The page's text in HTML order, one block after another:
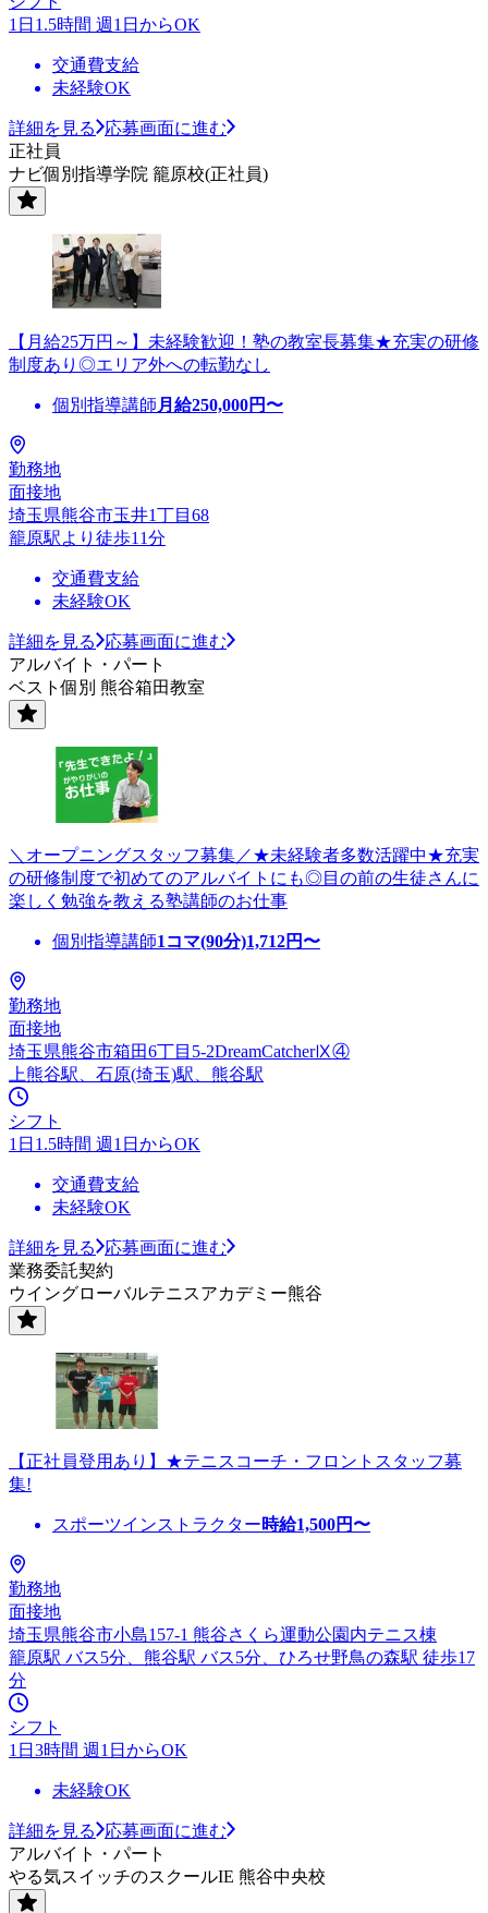
1日1.5時間 週1日からOK
交通費支給
未経験OK
詳細を見る
応募画面に進む
正社員
ナビ個別指導学院 籠原校(正社員)
【月給25万円～】未経験歓迎！塾の教室長募集★充実の研修
制度あり◎エリア外への転勤なし
個別指導講師 月給250,000円〜
勤務地
面接地
埼玉県熊谷市玉井1丁目68
籠原駅より徒歩11分
交通費支給
未経験OK
詳細を見る
応募画面に進む
アルバイト・パート
ベスト個別 熊谷箱田教室
＼オープニングスタッフ募集／★未経験者多数活躍中★充実
の研修制度で初めてのアルバイトにも◎目の前の生徒さんに
楽しく勉強を教える塾講師のお仕事
個別指導講師1コマ(90分)1,712円〜
勤務地
面接地
埼玉県熊谷市箱田6丁目5-2DreamCatcherⅨ④
上熊谷駅、石原(埼玉)駅、熊谷駅
シフト
1日1.5時間 週1日からOK
交通費支給
未経験OK
詳細を見る
応募画面に進む
業務委託契約
ウイングローバルテニスアカデミー熊谷
【正社員登用あり】★テニスコーチ・フロントスタッフ募
集!
スポーツインストラクター時給1,500円〜
勤務地
面接地
埼玉県熊谷市小島157-1 熊谷さくら運動公園内テニス棟
籠原駅 バス5分、熊谷駅 バス5分、ひろせ野鳥の森駅 徒歩17
分
シフト
1日3時間 週1日からOK
未経験OK
詳細を見る
応募画面に進む
アルバイト・パート
やる気スイッチのスクールIE 熊谷中央校